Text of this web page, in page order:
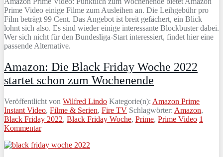
Prime Video einige Filme zum Ausleihen an. Die Leihgebühr pro
Film beträgt 99 Cent. Das Angebot ist breit gefächert, ein Blick
lohnt sich also. Es sind wieder einige interessante Blockbuster dabei.
Wer sich nicht für den Bundesliga-Start interessiert, findet hier eine
passende Alternative.
Amazon: Die Black Friday Woche 2022
startet schon zum Wochenende
Veröffentlicht von Wilfred Lindo Kategorie(n): Amazon Prime
Instant Video, Filme & Serien, Fire TV Schlagwörter: Amazon,
Black Friday 2022, Black Friday Woche, Prime, Prime Video 1
Kommentar